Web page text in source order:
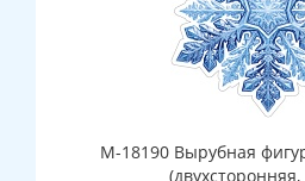
М-18190 Вырубная